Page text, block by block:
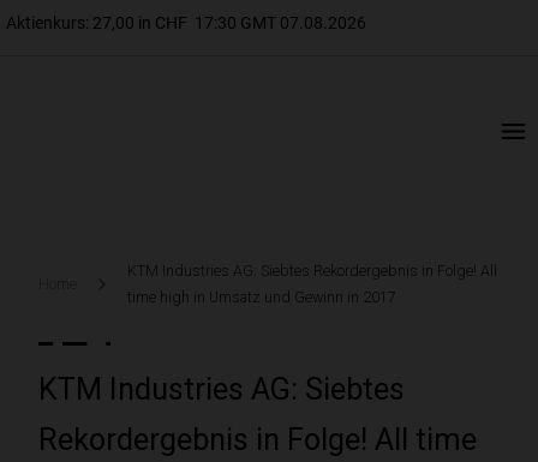
KTM Industries AG: Siebtes Rekordergebnis in Folge! All
time high in Umsatz und Gewinn in 2017
KTM Industries AG: Siebtes
Rekordergebnis in Folge! All time